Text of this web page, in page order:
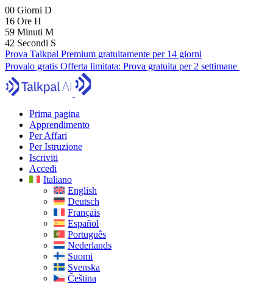
00 Giorni D
16 Ore H
59 Minuti M
40 Secondi S
Prova Talkpal Premium gratuitamente per 14 giorni
Provalo gratis Offerta limitata: Prova gratuita per 2 settimane
Prima pagina
Apprendimento
Per Affari
Per Istruzione
Iscriviti
Accedi
Italiano
English
Deutsch
Français
Español
Português
Nederlands
Suomi
Svenska
Čeština